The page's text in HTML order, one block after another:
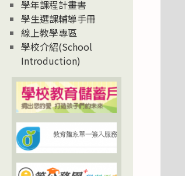
學年課程計畫書
學生選課輔導手冊
線上教學專區
學校介紹(School
Introduction)